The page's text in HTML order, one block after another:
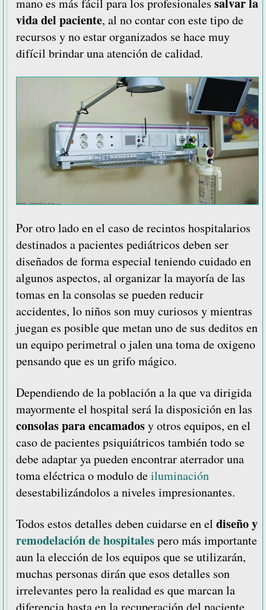
mano es más fácil para los profesionales
vida del paciente, al no contar con este tipo de
recursos y no estar organizados se hace muy
difícil brindar una atención de calidad.
Por otro lado en el caso de recintos hospitalarios
destinados a pacientes pediátricos deben ser
diseñados de forma especial teniendo cuidado en
algunos aspectos, al organizar la mayoría de las
tomas en la consolas se pueden reducir
accidentes, lo niños son muy curiosos y mientras
juegan es posible que metan uno de sus deditos en
un equipo perimetral o jalen una toma de oxigeno
pensando que es un grifo mágico.
Dependiendo de la población a la que va dirigida
mayormente el hospital será la disposición en las
consolas para encamadosy otros equipos, en el
caso de pacientes psiquiátricos también todo se
debe adaptar ya pueden encontrar aterrador una
toma eléctrica o modulo deiluminación
desestabilizándolos a niveles impresionantes.
Todos estos detalles deben cuidarse en el diseño y
remodelación de hospitalespero más importante
aun la elección de los equipos que se utilizarán,
muchas personas dirán que esos detalles son
irrelevantes pero la realidad es que marcan la
diferencia hasta en la recuperación del paciente.